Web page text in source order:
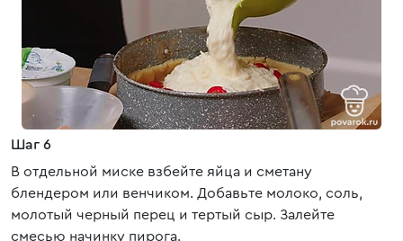
Шаг 6
В отдельной миске взбейте яйца и сметану
блендером или венчиком. Добавьте молоко, соль,
молотый черный перец и тертый сыр. Залейте
смесью начинку пирога.